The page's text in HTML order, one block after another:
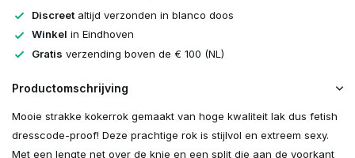
Discreet altijd verzonden in blanco doos
Winkel in Eindhoven
Gratis verzending boven de € 100 (NL)
Productomschrijving
Mooie strakke kokerrok gemaakt van hoge kwaliteit lak dus fetish
dresscode-proof! Deze prachtige rok is stijlvol en extreem sexy.
Met een lengte net over de knie en een split die aan de voorkant